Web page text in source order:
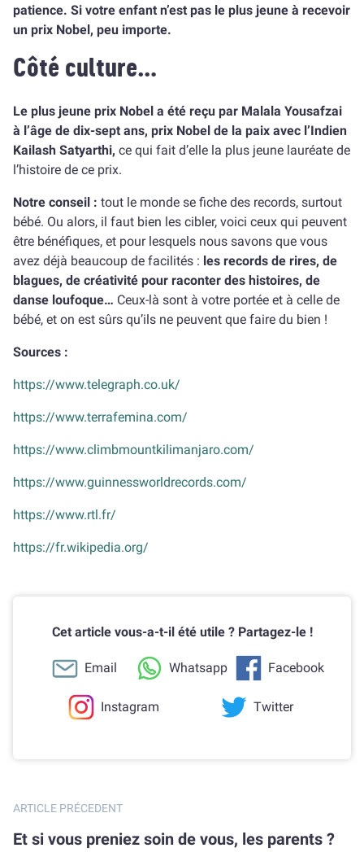
patience. Si votre enfant n’est pas le plus jeune à recevoir
un prix Nobel, peu importe.
Côté culture…
Le plus jeune prix Nobel a été reçu par Malala Yousafzai
à l’âge de dix-sept ans, prix Nobel de la paix avec l’Indien
Kailash Satyarthi, ce qui fait d’elle la plus jeune lauréate de
l’histoire de ce prix.
Notre conseil : tout le monde se fiche des records, surtout
bébé. Ou alors, il faut bien les cibler, voici ceux qui peuvent
être bénéfiques, et pour lesquels nous savons que vous
avez déjà beaucoup de facilités : les records de rires, de
blagues, de créativité pour raconter des histoires, de
danse loufoque… Ceux-là sont à votre portée et à celle de
bébé, et on est sûrs qu’ils ne peuvent que faire du bien !
Sources :
https://www.telegraph.co.uk/
https://www.terrafemina.com/
https://www.climbmountkilimanjaro.com/
https://www.guinnessworldrecords.com/
https://www.rtl.fr/
https://fr.wikipedia.org/
Cet article vous-a-t-il été utile ? Partagez-le !
Email Whatsapp Facebook
Instagram Twitter
ARTICLE PRÉCEDENT
Et si vous preniez soin de vous, les parents ?